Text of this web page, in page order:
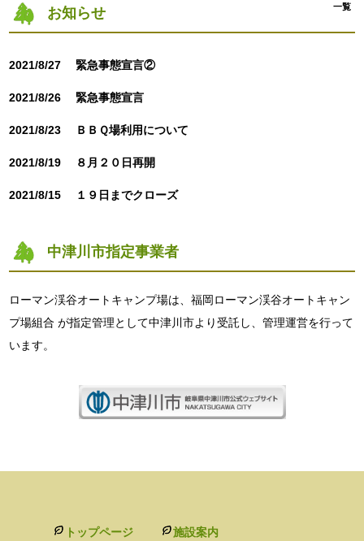
お知らせ 一覧
2021/8/27 緊急事態宣言②
2021/8/26 緊急事態宣言
2021/8/23 ＢＢＱ場利用について
2021/8/19 ８月２０日再開
2021/8/15 １９日までクローズ
中津川市指定事業者
ローマン渓谷オートキャンプ場は、福岡ローマン渓谷オートキャン
プ場組合 が指定管理として中津川市より受託し、管理運営を行って
います。
トップページ 施設案内